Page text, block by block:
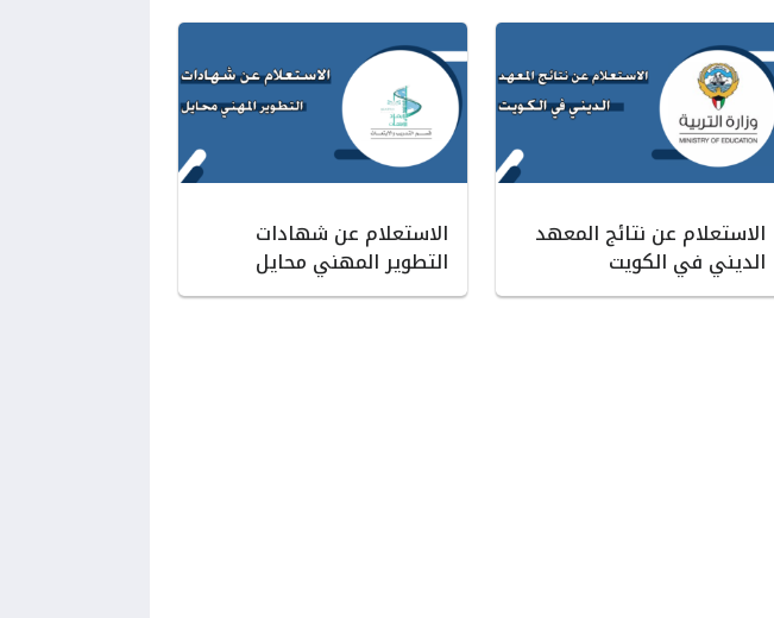
الاستعلام عن نتائج المعهد
الديني في الكويت
الاستعلام عن شهادات
التطوير المهني محايل